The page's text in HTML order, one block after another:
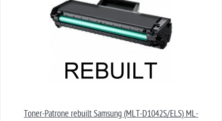
Toner-Patrone rebuilt Samsung (MLT-D1042S/ELS) ML-